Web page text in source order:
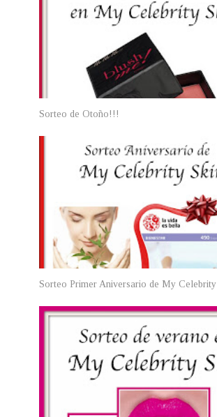
Sorteo de Otoño!!!
Sorteo Primer Aniversario de My